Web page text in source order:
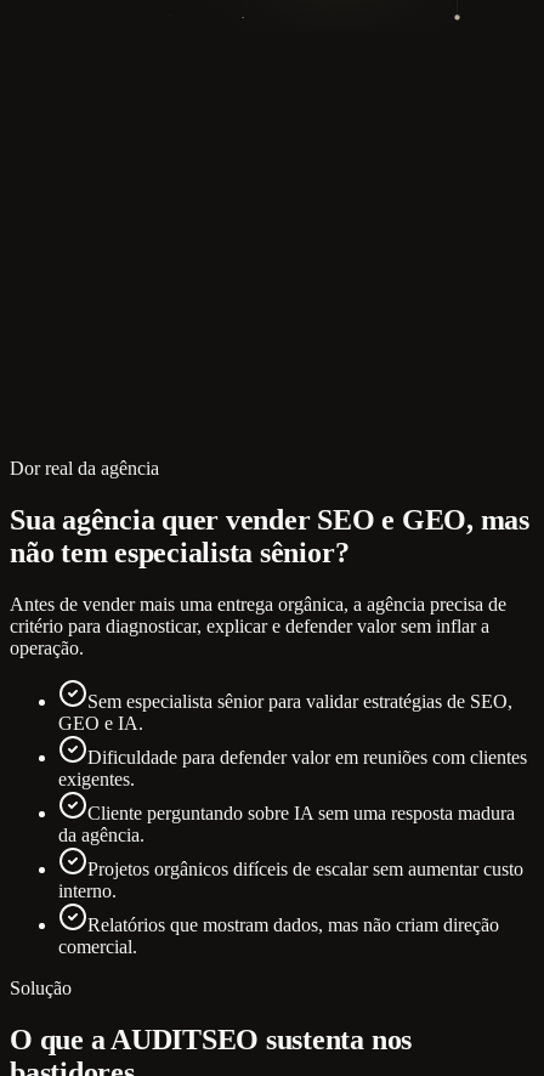
Dor real da agência
Sua agência quer vender SEO e GEO, mas
não tem especialista sênior?
Antes de vender mais uma entrega orgânica, a agência precisa de
critério para diagnosticar, explicar e defender valor sem inflar a
operação.
Sem especialista sênior para validar estratégias de SEO,
GEO e IA.
Dificuldade para defender valor em reuniões com clientes
exigentes.
Cliente perguntando sobre IA sem uma resposta madura
da agência.
Projetos orgânicos difíceis de escalar sem aumentar custo
interno.
Relatórios que mostram dados, mas não criam direção
comercial.
Solução
O que a AUDITSEO sustenta nos